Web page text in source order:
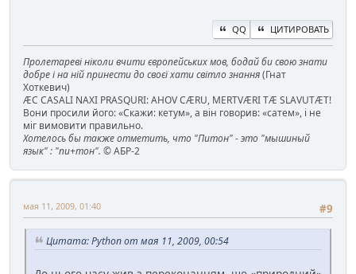
QQ ЦИТИРОВАТЬ
Пролетареві ніколи вчити європейських мов, бодай би свою знати
добре і на ній принести до своєї хати світло знання(Гнат
Хоткевич)
ÆC CASALI NAXI PRASQURI: AHOV CÆRU, MERTVÆRI TÆ SLAVUTÆT!
Вони просили його: «Скажи: кетум», а він говорив: «сатем», і не
міг вимовити правильно.
Хотелось бы также отметить, что "Питон" - это "мышиный
язык" : "пи+тон". © АБР-2
#9
мая 11, 2009, 01:40
Цитата: Python от мая 11, 2009, 00:54